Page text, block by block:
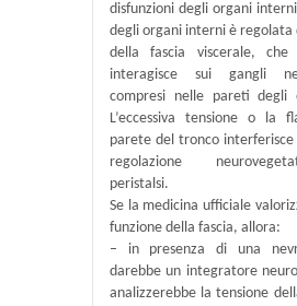
disfunzioni degli organi
degli organi interni è regolata
della fascia viscerale,
interagisce sui gangli
compresi nelle pareti degli
L’eccessiva tensione o la
parete del tronco interferisce
regolazione
peristalsi.
Se la medicina ufficiale
funzione della fascia, allora:
– in presenza di una
darebbe un integratore
analizzerebbe la tensione